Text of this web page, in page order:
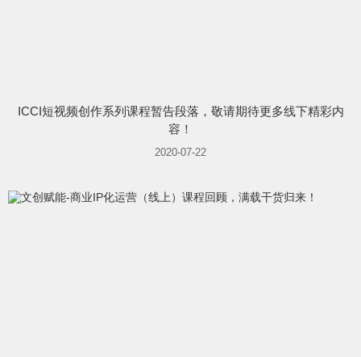
ICCI短视频创作系列课程暂告段落，敬请期待更多线下精彩内
容！
2020-07-22